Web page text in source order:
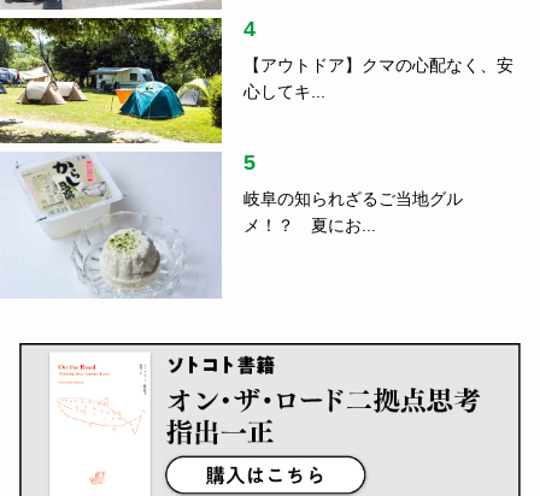
4
【アウトドア】クマの心配なく、安
心してキ...
5
岐阜の知られざるご当地グル
メ！？ 夏にお...